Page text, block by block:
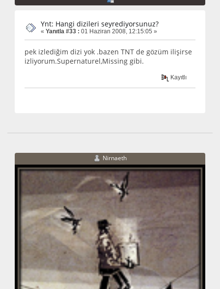
Ynt: Hangi dizileri seyrediyorsunuz?
« Yanıtla #33 : 01 Haziran 2008, 12:15:05 »
pek izlediğim dizi yok .bazen TNT de gözüm ilişirse
izliyorum.Supernaturel,Missing gibi.
Kayıtlı
Nirnaeth